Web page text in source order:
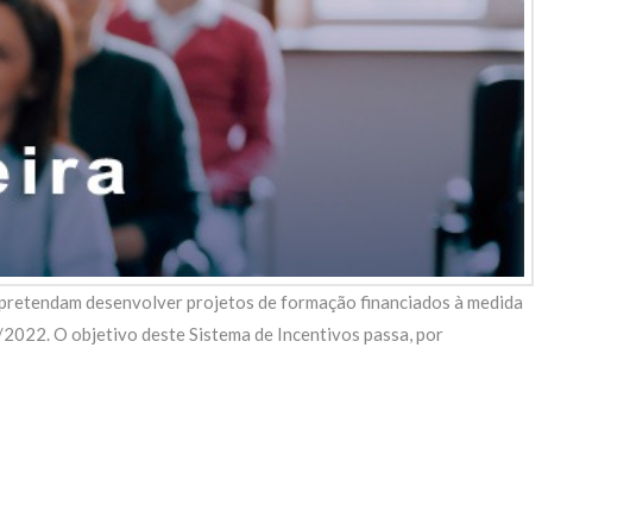
desenvolver projetos de formação financiados à medida
O objetivo deste Sistema de Incentivos passa, por